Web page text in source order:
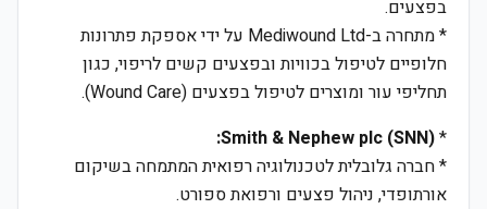
בפצעים.
* מתחרה ב-Mediwound Ltd על ידי אספקת פתרונות
חלופיים לטיפול בכוויות ובפצעים קשים לריפוי, כגון
תחליפי עור ומוצרים לטיפול בפצעים (Wound Care).
*
Smith & Nephew plc (SNN):
* חברה גלובלית לטכנולוגיה רפואית המתמחה בשיקום
אורתופדי, ניהול פצעים ורפואת ספורט.